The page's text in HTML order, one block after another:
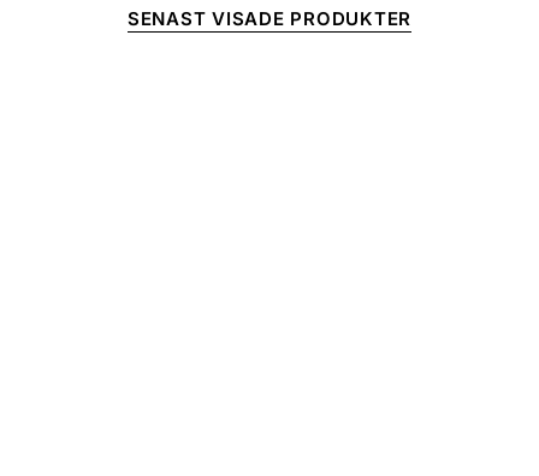
SENAST VISADE PRODUKTER